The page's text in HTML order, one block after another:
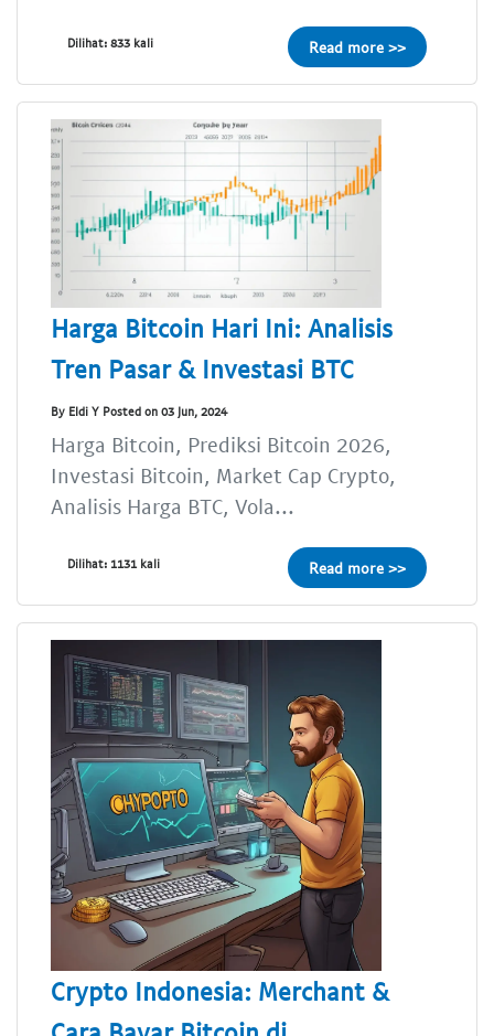
Dilihat: 833 kali Read more >>
Harga Bitcoin Hari Ini: Analisis
Tren Pasar & Investasi BTC
By Eldi Y Posted on 03 Jun, 2024
Harga Bitcoin, Prediksi Bitcoin 2026,
Investasi Bitcoin, Market Cap Crypto,
Analisis Harga BTC, Vola...
Dilihat: 1131 kali Read more >>
Crypto Indonesia: Merchant &